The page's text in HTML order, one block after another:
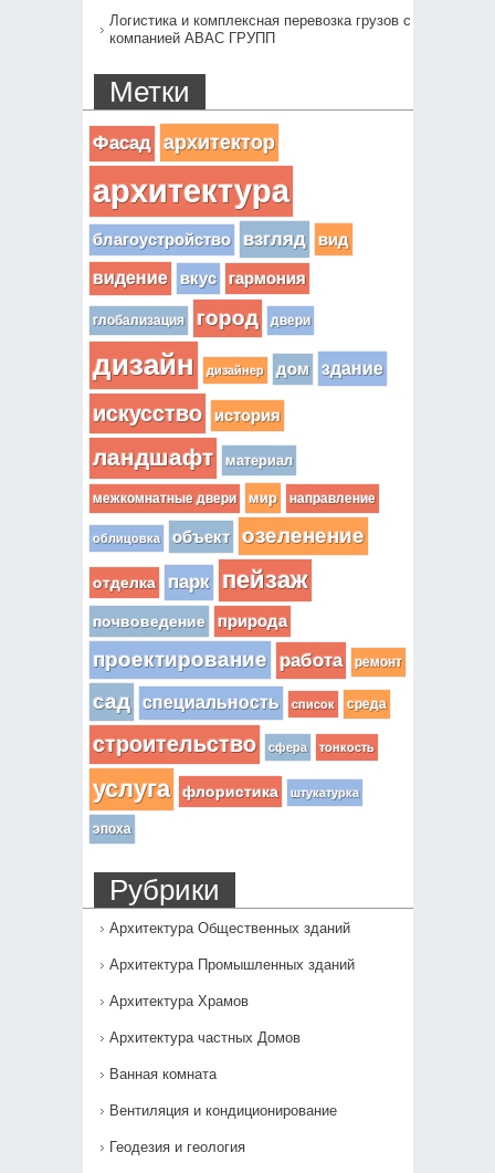
Логистика и комплексная перевозка грузов с
компанией АВАС ГРУПП
Метки
Фасад архитектор
архитектура
благоустройство взгляд вид
видение вкус гармония
глобализация город двери
дизайн дизайнер дом здание
искусство история
ландшафт материал
межкомнатные двери мир направление
облицовка объект озеленение
отделка парк пейзаж
почвоведение природа
проектирование работа ремонт
сад специальность список среда
строительство сфера тонкость
услуга флористика штукатурка
эпоха
Рубрики
Архитектура Общественных зданий
Архитектура Промышленных зданий
Архитектура Храмов
Архитектура частных Домов
Ванная комната
Вентиляция и кондиционирование
Геодезия и геология